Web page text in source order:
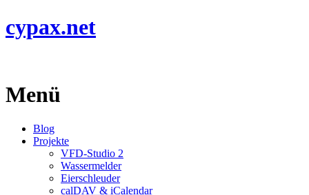
cypax.net
Menü
Blog
Projekte
VFD-Studio 2
Wassermelder
Eierschleuder
calDAV & iCalendar